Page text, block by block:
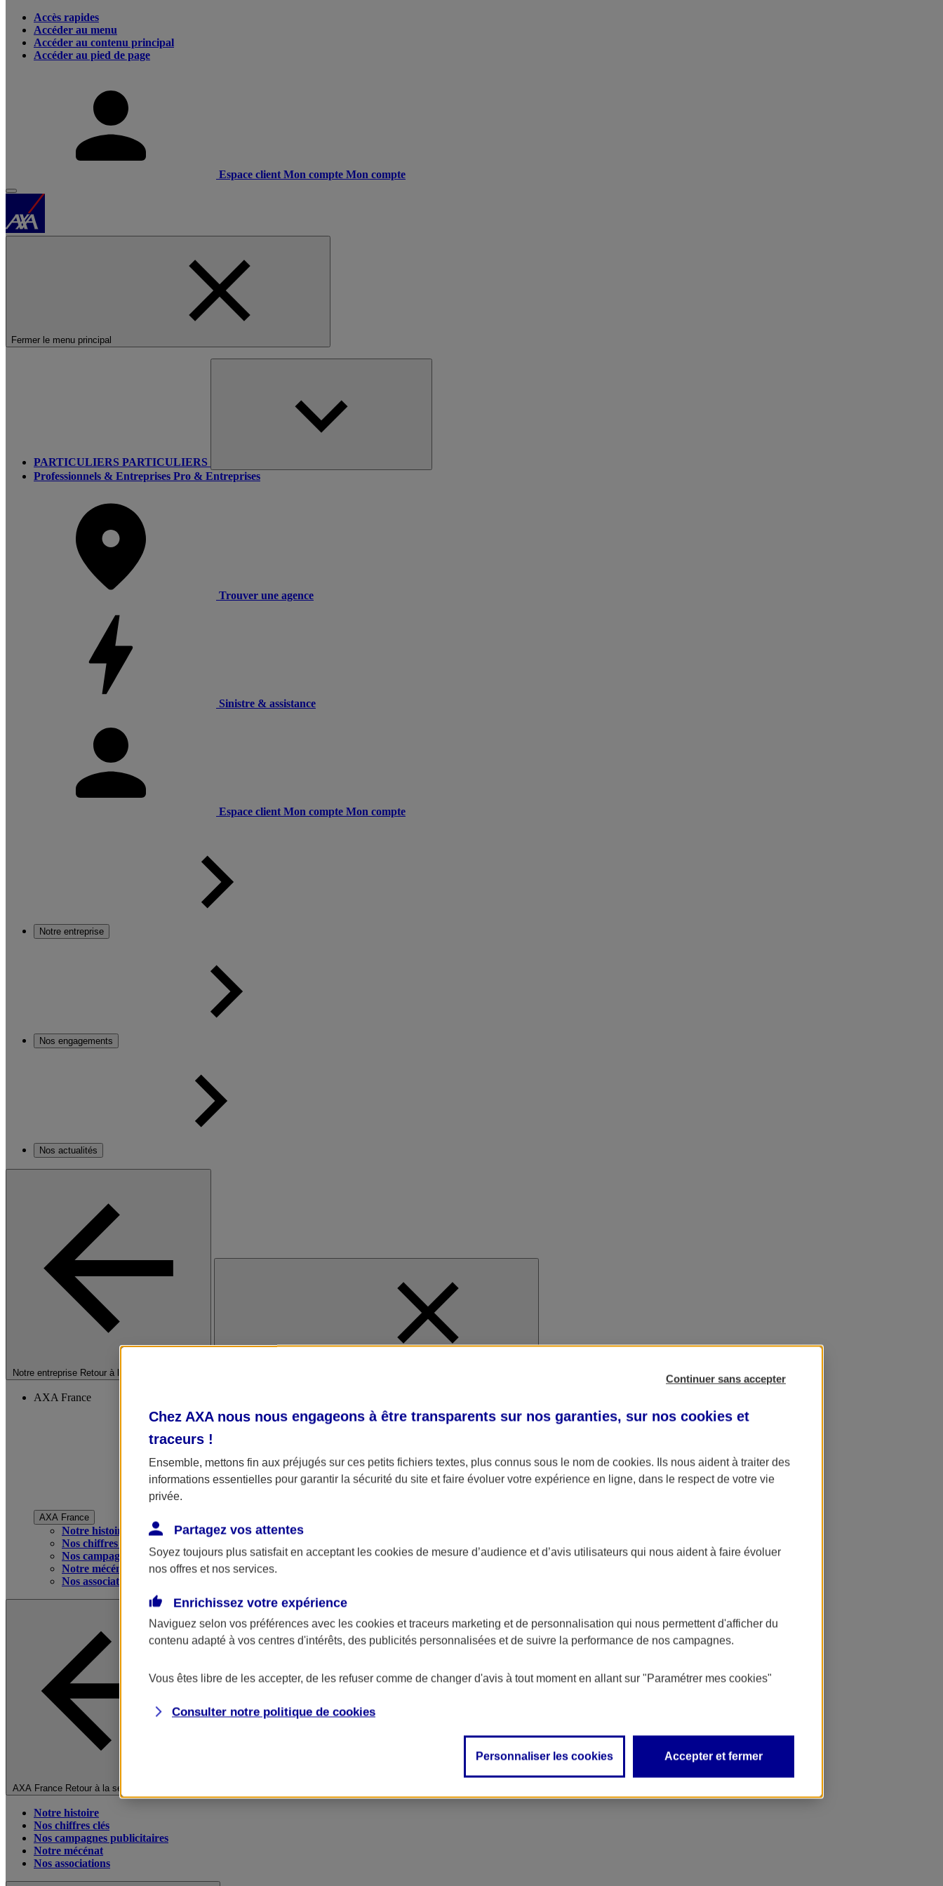
Accès rapides
Accéder au menu
Accéder au contenu principal
Accéder au pied de page
Espace client Mon compte Mon compte
Fermer le menu principal
PARTICULIERS PARTICULIERS
Professionnels & Entreprises Pro & Entreprises
Trouver une agence
Sinistre & assistance
Espace client Mon compte Mon compte
Notre entreprise
Nos engagements
Nos actualités
Notre entreprise Retour à la section précédente
AXA France
AXA France
Notre histoire
Nos chiffres clés
Nos campagnes publicitaires
Notre mécénat
Nos associations
AXA France Retour à la section précédente
Notre histoire
Nos chiffres clés
Nos campagnes publicitaires
Notre mécénat
Nos associations
Continuer sans accepter
Chez AXA nous nous engageons à être transparents sur nos garanties, sur nos cookies et
traceurs !
Ensemble, mettons fin aux préjugés sur ces petits fichiers textes, plus connus sous le nom de cookies. Ils nous aident à traiter des
informations essentielles pour garantir la sécurité du site et faire évoluer votre expérience en ligne, dans le respect de votre vie
privée.
Partagez vos attentes
Soyez toujours plus satisfait en acceptant les cookies de mesure d’audience et d’avis utilisateurs qui nous aident à faire évoluer
nos offres et nos services.
Enrichissez votre expérience
Naviguez selon vos préférences avec les cookies et traceurs marketing et de personnalisation qui nous permettent d'afficher du
contenu adapté à vos centres d'intérêts, des publicités personnalisées et de suivre la performance de nos campagnes.
Vous êtes libre de les accepter, de les refuser comme de changer d'avis à tout moment en allant sur "Paramétrer mes cookies"
Consulter notre politique de cookies
Personnaliser les cookies Accepter et fermer